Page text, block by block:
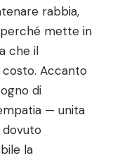
rabbia,
mette in
che il
costo. Accanto
di
— unita
dovuto
la